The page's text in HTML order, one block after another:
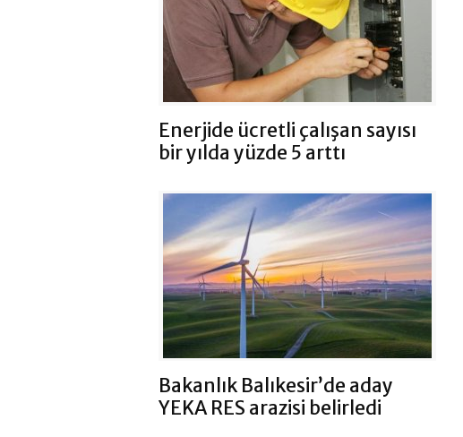
Enerjide ücretli çalışan sayısı
bir yılda yüzde 5 arttı
Bakanlık Balıkesir’de aday
YEKA RES arazisi belirledi